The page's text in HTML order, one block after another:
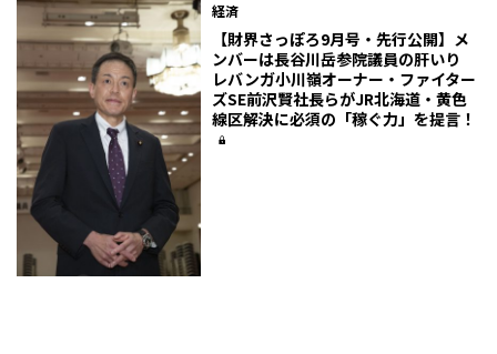
経済
【財界さっぽろ9月号・先行公開】メ
ンバーは長谷川岳参院議員の肝いり
レバンガ小川嶺オーナー・ファイター
ズSE前沢賢社長らがJR北海道・黄色
線区解決に必須の「稼ぐ力」を提言！